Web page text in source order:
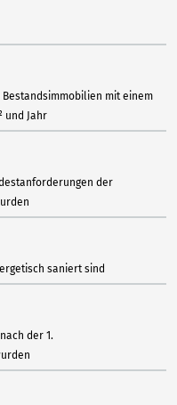
mit einem
und Jahr
der
saniert sind
der 1.